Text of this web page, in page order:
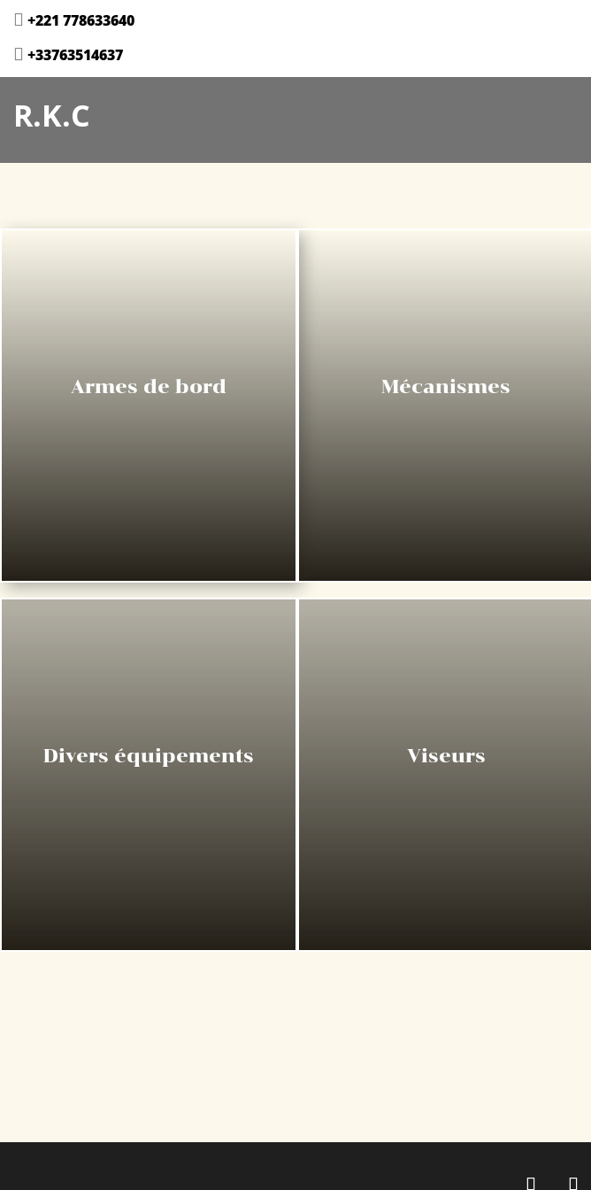
 +221 778633640
 +33763514637
R.K.C
Armes de bord Mécanismes
Divers équipements Viseurs